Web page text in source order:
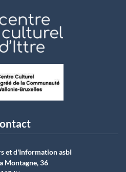
et d'Information asbI
Montagne, 36